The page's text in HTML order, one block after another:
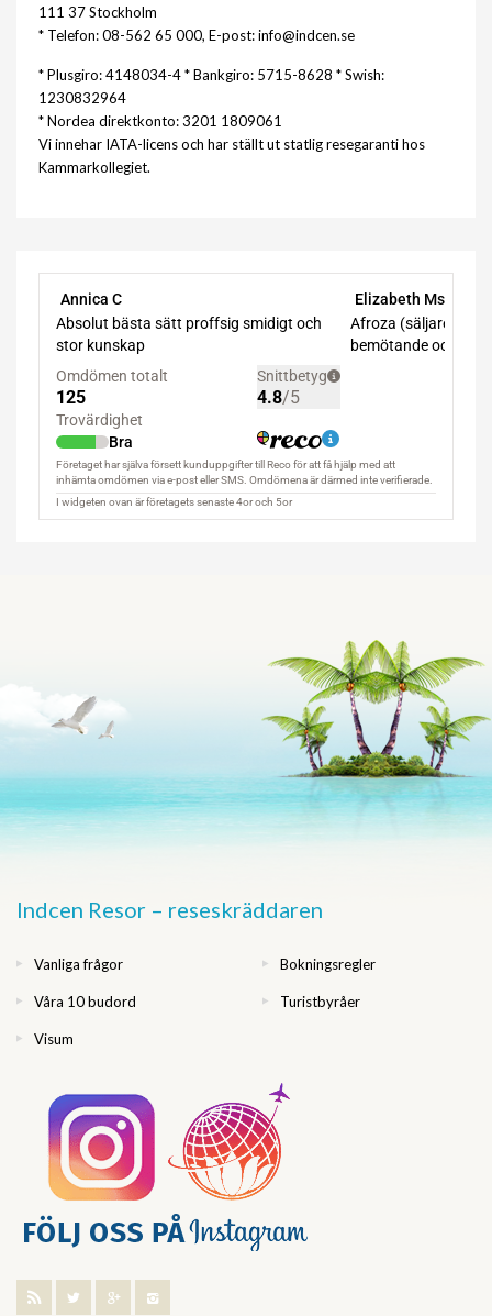
111 37 Stockholm
* Telefon: 08-562 65 000, E-post: info@indcen.se
* Plusgiro: 4148034-4 * Bankgiro: 5715-8628 * Swish:
1230832964
* Nordea direktkonto: 3201 1809061
Vi innehar IATA-licens och har ställt ut statlig resegaranti hos
Kammarkollegiet.
Indcen Resor – reseskräddaren
Vanliga frågor Bokningsregler
Våra 10 budord Turistbyråer
Visum